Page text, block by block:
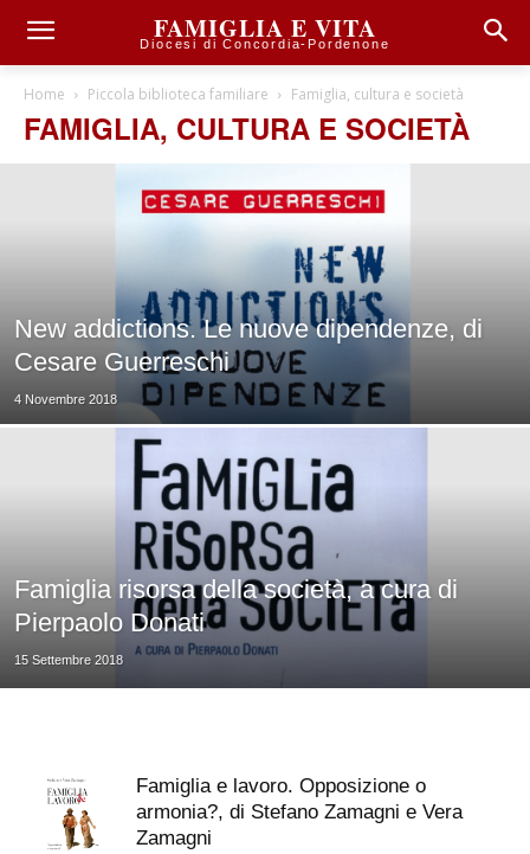
FAMIGLIA E VITA
Diocesi di Concordia-Pordenone
Home Piccola biblioteca familiare Famiglia, cultura e società
FAMIGLIA, CULTURA E SOCIETÀ
New addictions. Le nuove dipendenze, di
Cesare Guerreschi
4 Novembre 2018
Famiglia risorsa della società, a cura di
Pierpaolo Donati
15 Settembre 2018
Famiglia e lavoro. Opposizione o
armonia?, di Stefano Zamagni e Vera
Zamagni